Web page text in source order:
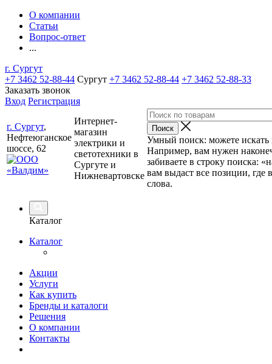
О компании
Статьи
Вопрос-ответ
...
г. Сургут
+7 3462 52-88-44 Сургут +7 3462 52-88-44 +7 3462 52-88-33
Заказать звонок
Вход Регистрация
г. Сургут,
Нефтеюганское
шоссе, 62
Интернет-
магазин
электрики и
светотехники в
Сургуте и
Нижневартовске
Умный поиск: можете искать
Например, вам нужен
забиваете в строку поиска:
вам выдаст все позиции, где
слова.
Каталог
Каталог
Акции
Услуги
Как купить
Бренды и каталоги
Решения
О компании
Контакты